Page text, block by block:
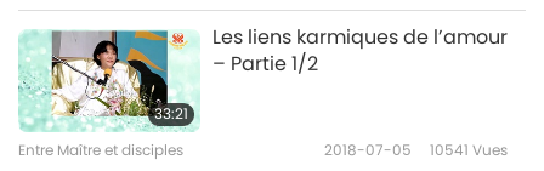
7
29:12
Les prêtres catholiques
devraient prêcher le véritable
Entre Maître et disciples 2021-12-26 4996 Vues
33:21
Les liens karmiques de l’amour
– Partie 1/2
Entre Maître et disciples 2018-07-05 10541 Vues